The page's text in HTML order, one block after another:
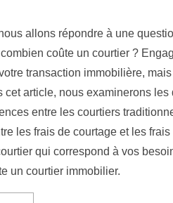
allons répondre à une
coûte un courtier ?
transaction immobilière,
cet article, nous examinerons
entre les courtiers
les frais de courtage et les
qui correspond à vos
un courtier immobilier.